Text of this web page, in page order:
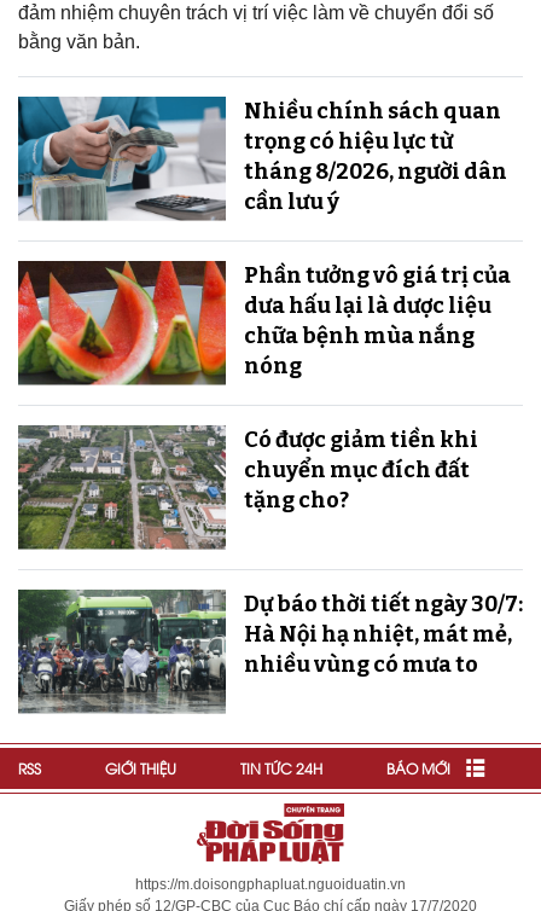
đảm nhiệm chuyên trách vị trí việc làm về chuyển đổi số
bằng văn bản.
Nhiều chính sách quan
trọng có hiệu lực từ
tháng 8/2026, người dân
cần lưu ý
Phần tưởng vô giá trị của
dưa hấu lại là dược liệu
chữa bệnh mùa nắng
nóng
Có được giảm tiền khi
chuyển mục đích đất
tặng cho?
Dự báo thời tiết ngày 30/7:
Hà Nội hạ nhiệt, mát mẻ,
nhiều vùng có mưa to
RSS GIỚI THIỆU TIN TỨC 24H BÁO MỚI
https://m.doisongphapluat.nguoiduatin.vn
Giấy phép số 12/GP-CBC của Cục Báo chí cấp ngày 17/7/2020